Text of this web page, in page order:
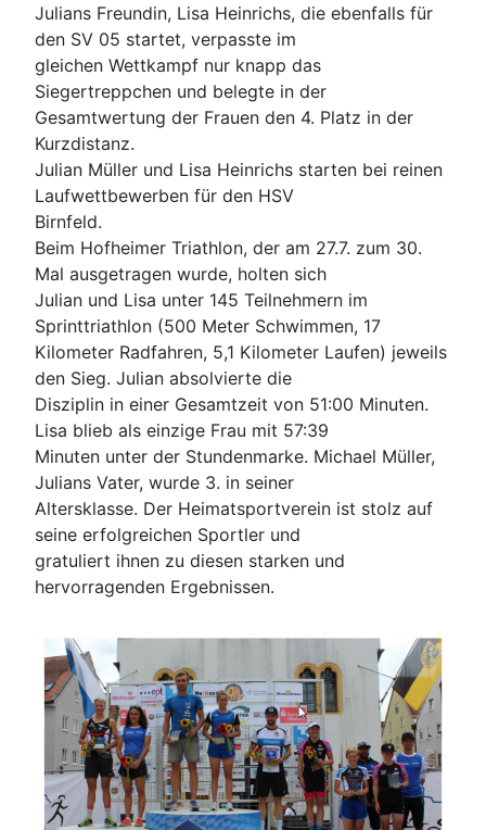
Julians Freundin, Lisa Heinrichs, die ebenfalls für
den SV 05 startet, verpasste im
gleichen Wettkampf nur knapp das
Siegertreppchen und belegte in der
Gesamtwertung der Frauen den 4. Platz in der
Kurzdistanz.
Julian Müller und Lisa Heinrichs starten bei reinen
Laufwettbewerben für den HSV
Birnfeld.
Beim Hofheimer Triathlon, der am 27.7. zum 30.
Mal ausgetragen wurde, holten sich
Julian und Lisa unter 145 Teilnehmern im
Sprinttriathlon (500 Meter Schwimmen, 17
Kilometer Radfahren, 5,1 Kilometer Laufen) jeweils
den Sieg. Julian absolvierte die
Disziplin in einer Gesamtzeit von 51:00 Minuten.
Lisa blieb als einzige Frau mit 57:39
Minuten unter der Stundenmarke. Michael Müller,
Julians Vater, wurde 3. in seiner
Altersklasse. Der Heimatsportverein ist stolz auf
seine erfolgreichen Sportler und
gratuliert ihnen zu diesen starken und
hervorragenden Ergebnissen.